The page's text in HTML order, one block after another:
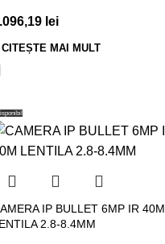
lei
CITEȘTE MAI MULT
IP BULLET 6MP IR 40M
2.8-8.4MM